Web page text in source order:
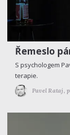
Řemeslo
S psychologem
terapie.
Pavel Rataj,